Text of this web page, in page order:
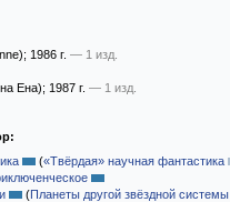
; 1986 г. — 1 изд.
Ена); 1987 г. — 1 изд.
(«Твёрдая» научная фантастика
(Планеты другой звёздной системы